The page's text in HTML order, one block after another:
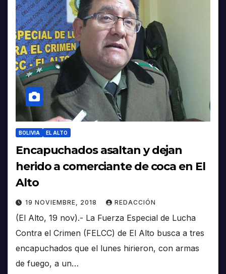
BOLIVIA EL ALTO
Encapuchados asaltan y dejan
herido a comerciante de coca en El
Alto
19 NOVIEMBRE, 2018 REDACCIÓN
(El Alto, 19 nov).- La Fuerza Especial de Lucha
Contra el Crimen (FELCC) de El Alto busca a tres
encapuchados que el lunes hirieron, con armas
de fuego, a un…